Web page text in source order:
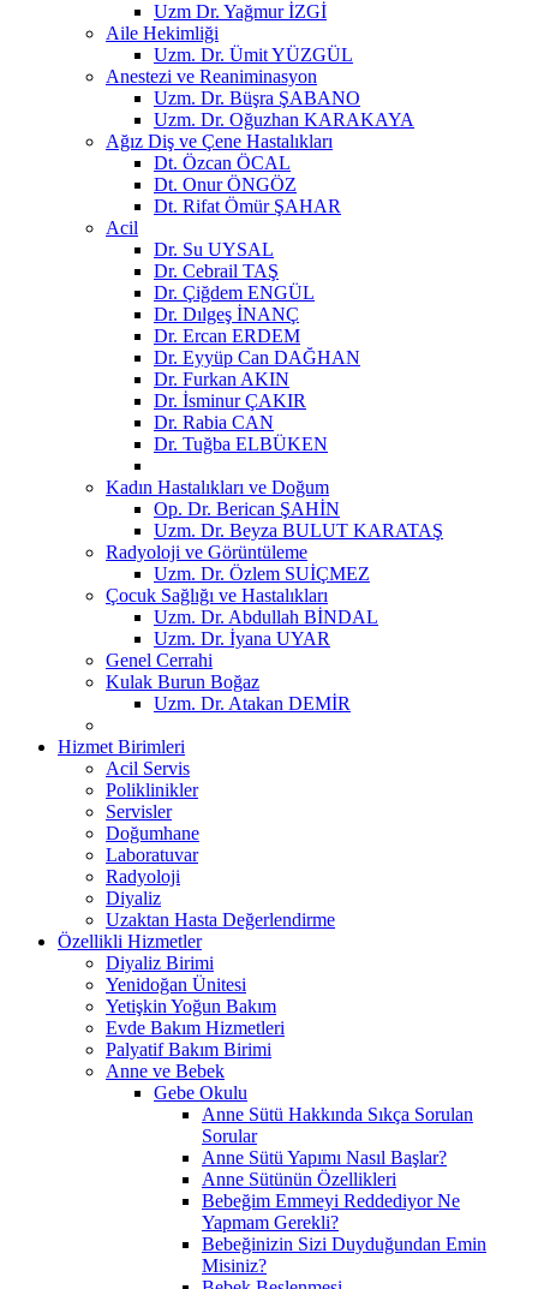
Uzm Dr. Yağmur İZGİ
Aile Hekimliği
Uzm. Dr. Ümit YÜZGÜL
Anestezi ve Reaniminasyon
Uzm. Dr. Büşra ŞABANO
Uzm. Dr. Oğuzhan KARAKAYA
Ağız Diş ve Çene Hastalıkları
Dt. Özcan ÖCAL
Dt. Onur ÖNGÖZ
Dt. Rifat Ömür ŞAHAR
Acil
Dr. Su UYSAL
Dr. Cebrail TAŞ
Dr. Çiğdem ENGÜL
Dr. Dılgeş İNANÇ
Dr. Ercan ERDEM
Dr. Eyyüp Can DAĞHAN
Dr. Furkan AKIN
Dr. İsminur ÇAKIR
Dr. Rabia CAN
Dr. Tuğba ELBÜKEN
Kadın Hastalıkları ve Doğum
Op. Dr. Berican ŞAHİN
Uzm. Dr. Beyza BULUT KARATAŞ
Radyoloji ve Görüntüleme
Uzm. Dr. Özlem SUİÇMEZ
Çocuk Sağlığı ve Hastalıkları
Uzm. Dr. Abdullah BİNDAL
Uzm. Dr. İyana UYAR
Genel Cerrahi
Kulak Burun Boğaz
Uzm. Dr. Atakan DEMİR
Hizmet Birimleri
Acil Servis
Poliklinikler
Servisler
Doğumhane
Laboratuvar
Radyoloji
Diyaliz
Uzaktan Hasta Değerlendirme
Özellikli Hizmetler
Diyaliz Birimi
Yenidoğan Ünitesi
Yetişkin Yoğun Bakım
Evde Bakım Hizmetleri
Palyatif Bakım Birimi
Anne ve Bebek
Gebe Okulu
Anne Sütü Hakkında Sıkça Sorulan
Sorular
Anne Sütü Yapımı Nasıl Başlar?
Anne Sütünün Özellikleri
Bebeğim Emmeyi Reddediyor Ne
Yapmam Gerekli?
Bebeğinizin Sizi Duyduğundan Emin
Misiniz?